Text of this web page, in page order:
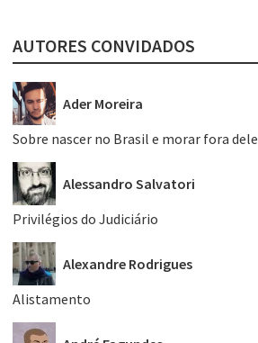
AUTORES CONVIDADOS
Ader Moreira
Sobre nascer no Brasil e morar fora dele
Alessandro Salvatori
Privilégios do Judiciário
Alexandre Rodrigues
Alistamento